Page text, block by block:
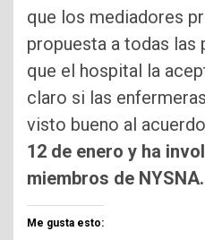
que los mediadores
propuesta a todas las
que el hospital la
claro si las
visto bueno al
12 de enero y ha
miembros de NYSNA.
Me gusta esto: